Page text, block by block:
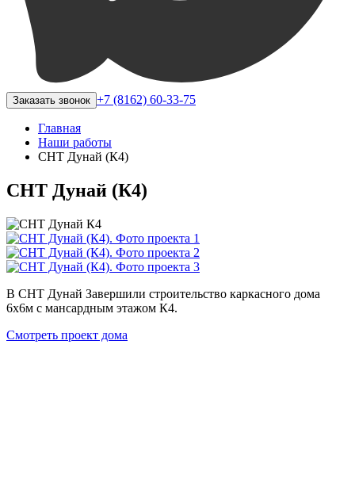
Заказать звонок +7 (8162) 60-33-75
Главная
Наши работы
СНТ Дунай (К4)
СНТ Дунай (К4)
В СНТ Дунай Завершили строительство каркасного дома
6х6м с мансардным этажом К4.
Смотреть проект дома